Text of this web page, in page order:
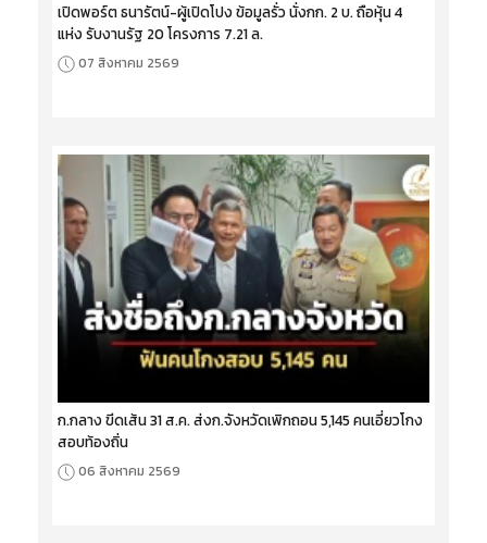
เปิดพอร์ต ธนารัตน์-ผู้เปิดโปง ข้อมูลรั่ว นั่งกก. 2 บ. ถือหุ้น 4
แห่ง รับงานรัฐ 20 โครงการ 7.21 ล.
07 สิงหาคม 2569
ก.กลาง ขีดเส้น 31 ส.ค. ส่งก.จังหวัดเพิกถอน 5,145 คนเอี่ยวโกง
สอบท้องถิ่น
06 สิงหาคม 2569